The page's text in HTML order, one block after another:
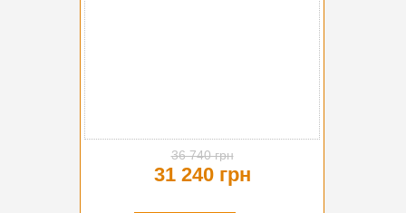
36 740 грн
31 240 грн